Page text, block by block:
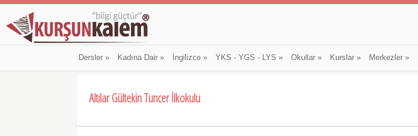
Dersler» Kadına Dair» İngilizce» YKS - YGS - LYS » Okullar» Kurslar» Merkezler»
Altılar Gültekin Tuncer İlkokulu